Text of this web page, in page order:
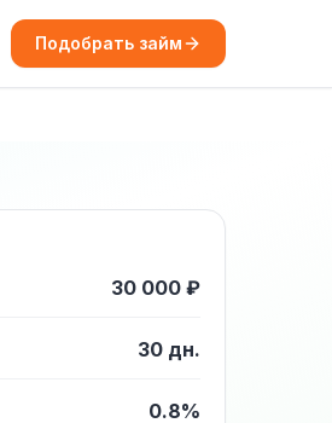
Подобрать займ
30 000 ₽
30 дн.
0.8%